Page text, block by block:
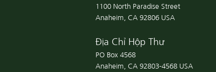
1100 North Paradise Street
Anaheim, CA 92806 USA
Địa Chỉ Hộp Thư
PO Box 4568
Anaheim, CA 92803-4568 USA